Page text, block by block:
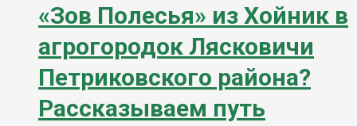
«Зов Полесья» из Хойник в
агрогородок Лясковичи
Петриковского района?
Рассказываем путь